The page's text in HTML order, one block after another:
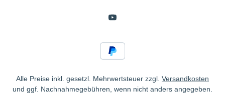
Alle Preise inkl. gesetzl. Mehrwertsteuer zzgl. Versandkosten
und ggf. Nachnahmegebühren, wenn nicht anders angegeben.